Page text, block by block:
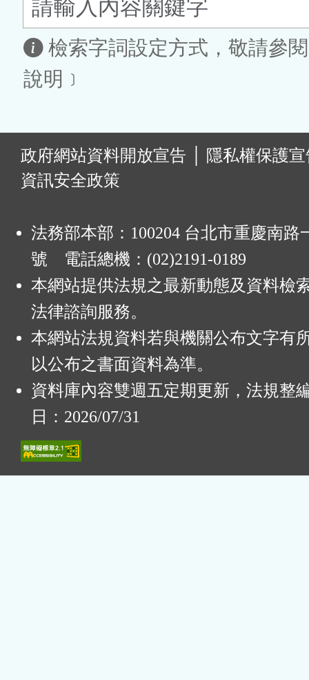
鈕
區
檢索字詞設定方式，敬請參
說明﹞
政府網站資料開放宣告
隱私權保護
資訊安全政策
法務部本部：100204 台北市重慶南路
號 電話總機：(02)2191-0189
本網站提供法規之最新動態及資料檢
法律諮詢服務。
本網站法規資料若與機關公布文字有
以公布之書面資料為準。
資料庫內容雙週五定期更新，法規整
日：2026/07/31